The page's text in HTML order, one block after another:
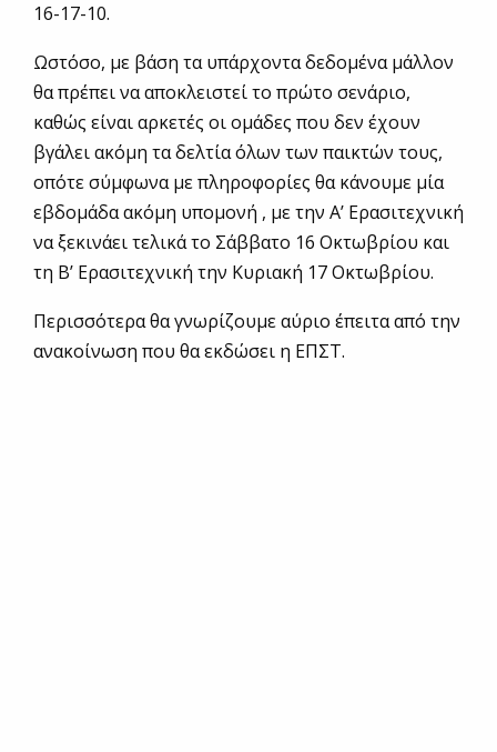
16-17-10.
Ωστόσο, με βάση τα υπάρχοντα δεδομένα μάλλον
θα πρέπει να αποκλειστεί το πρώτο σενάριο,
καθώς είναι αρκετές οι ομάδες που δεν έχουν
βγάλει ακόμη τα δελτία όλων των παικτών τους,
οπότε σύμφωνα με πληροφορίες θα κάνουμε μία
εβδομάδα ακόμη υπομονή , με την Α’ Ερασιτεχνική
να ξεκινάει τελικά το Σάββατο 16 Οκτωβρίου και
τη Β’ Ερασιτεχνική την Κυριακή 17 Οκτωβρίου.
Περισσότερα θα γνωρίζουμε αύριο έπειτα από την
ανακοίνωση που θα εκδώσει η ΕΠΣΤ.